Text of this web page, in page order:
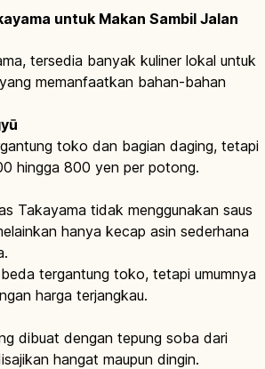
untuk Makan Sambil Jalan
tersedia banyak kuliner lokal untuk
memanfaatkan bahan-bahan
toko dan bagian daging, tetapi
hingga 800 yen per potong.
Takayama tidak menggunakan saus
hanya kecap asin sederhana
tergantung toko, tetapi umumnya
harga terjangkau.
dibuat dengan tepung soba dari
hangat maupun dingin.